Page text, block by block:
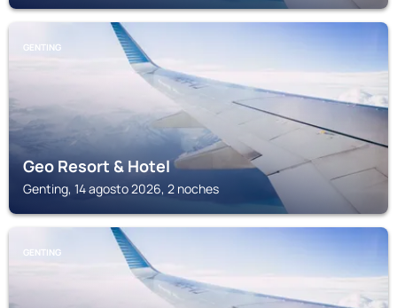
GENTING
Geo Resort & Hotel
Genting, 14 agosto 2026, 2 noches
GENTING